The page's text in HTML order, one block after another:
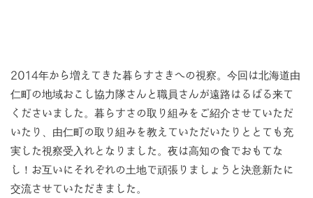
2014年から増えてきた暮らすさきへの視察。今回は北海道由
仁町の地域おこし協力隊さんと職員さんが遠路はるばる来て
くださいました。暮らすさの取り組みをご紹介させていただ
いたり、由仁町の取り組みを教えていただいたりととても充
実した視察受入れとなりました。夜は高知の食でおもてな
し！お互いにそれぞれの土地で頑張りましょうと決意新たに
交流させていただきました。